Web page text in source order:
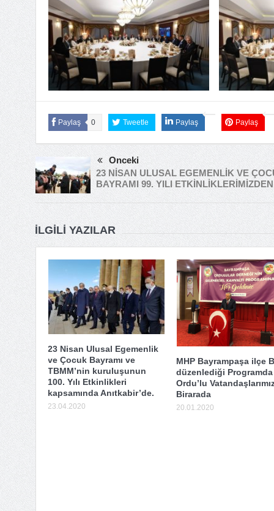
Paylaş 0 Tweetle Paylaş Paylaş
Önceki
23 NİSAN ULUSAL EGEMENLİK VE
BAYRAMI 99. YILI ETKİNLİKLERİMİZDEN
İLGILI YAZILAR
23 Nisan Ulusal Egemenlik
ve Çocuk Bayramı ve
TBMM’nin kuruluşunun
100. Yılı Etkinlikleri
kapsamında Anıtkabir’de.
23.04.2020
MHP Bayrampaşa ilçe
düzenlediği Programda
Ordu’lu
Birarada
20.01.2020